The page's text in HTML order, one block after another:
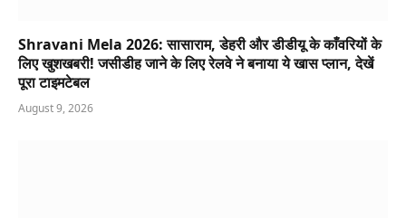
Shravani Mela 2026: सासाराम, डेहरी और डीडीयू के काँवरियों के
लिए खुशखबरी! जसीडीह जाने के लिए रेलवे ने बनाया ये खास प्लान, देखें
पूरा टाइमटेबल
August 9, 2026